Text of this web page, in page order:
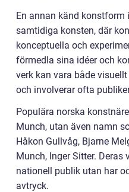
En annan känd konstform
samtidiga konsten, där
konceptuella och
förmedla sina idéer och
verk kan vara både
och involverar ofta
Populära norska
Munch, utan även namn
Håkon Gullvåg, Bjarne
Munch, Inger Sitter.
nationell publik utan har
avtryck.